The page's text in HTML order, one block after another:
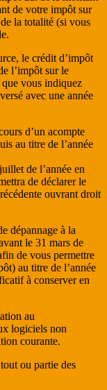
de votre impôt sur
la totalité (si vous
le crédit d’impôt
l’impôt sur le
que vous indiquez
avec une année
d’un acompte
au titre de l’année
de l’année en
de déclarer le
ouvrant droit
dépannage à la
le 31 mars de
de vous permettre
au titre de l’année
à conserver en
au
logiciels non
courante.
ou partie des